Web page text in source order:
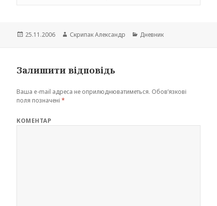
Опубліковано
25.11.2006 Автор
Скрипак Александр Категорії
Дневник
Залишити відповідь
Ваша e-mail адреса не оприлюднюватиметься. Обов’язкові
поля позначені*
КОМЕНТАР